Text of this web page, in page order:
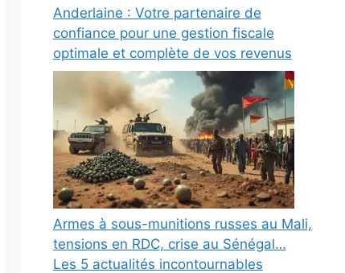
Anderlaine : Votre partenaire de
confiance pour une gestion fiscale
optimale et complète de vos revenus
Armes à sous-munitions russes au Mali,
tensions en RDC, crise au Sénégal…
Les 5 actualités incontournables